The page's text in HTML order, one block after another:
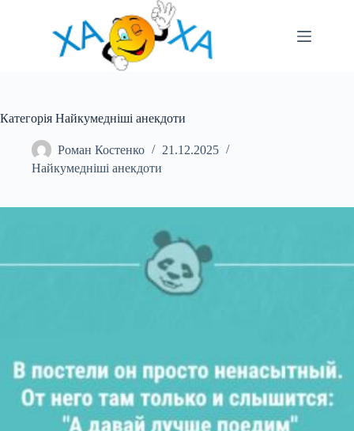
Категорія Найкумедніші анекдоти
Роман Костенко
21.12.2025
Найкумедніші анекдоти